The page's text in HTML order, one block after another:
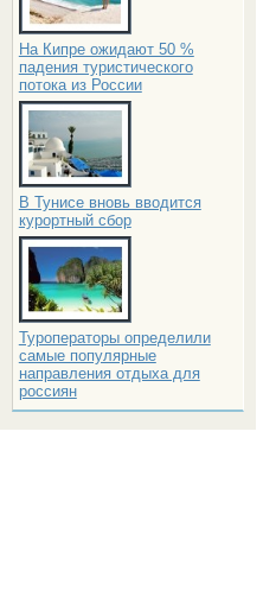
На Кипре ожидают 50 %
падения туристического
потока из России
В Тунисе вновь вводится
курортный сбор
Туроператоры определили
самые популярные
направления отдыха для
россиян